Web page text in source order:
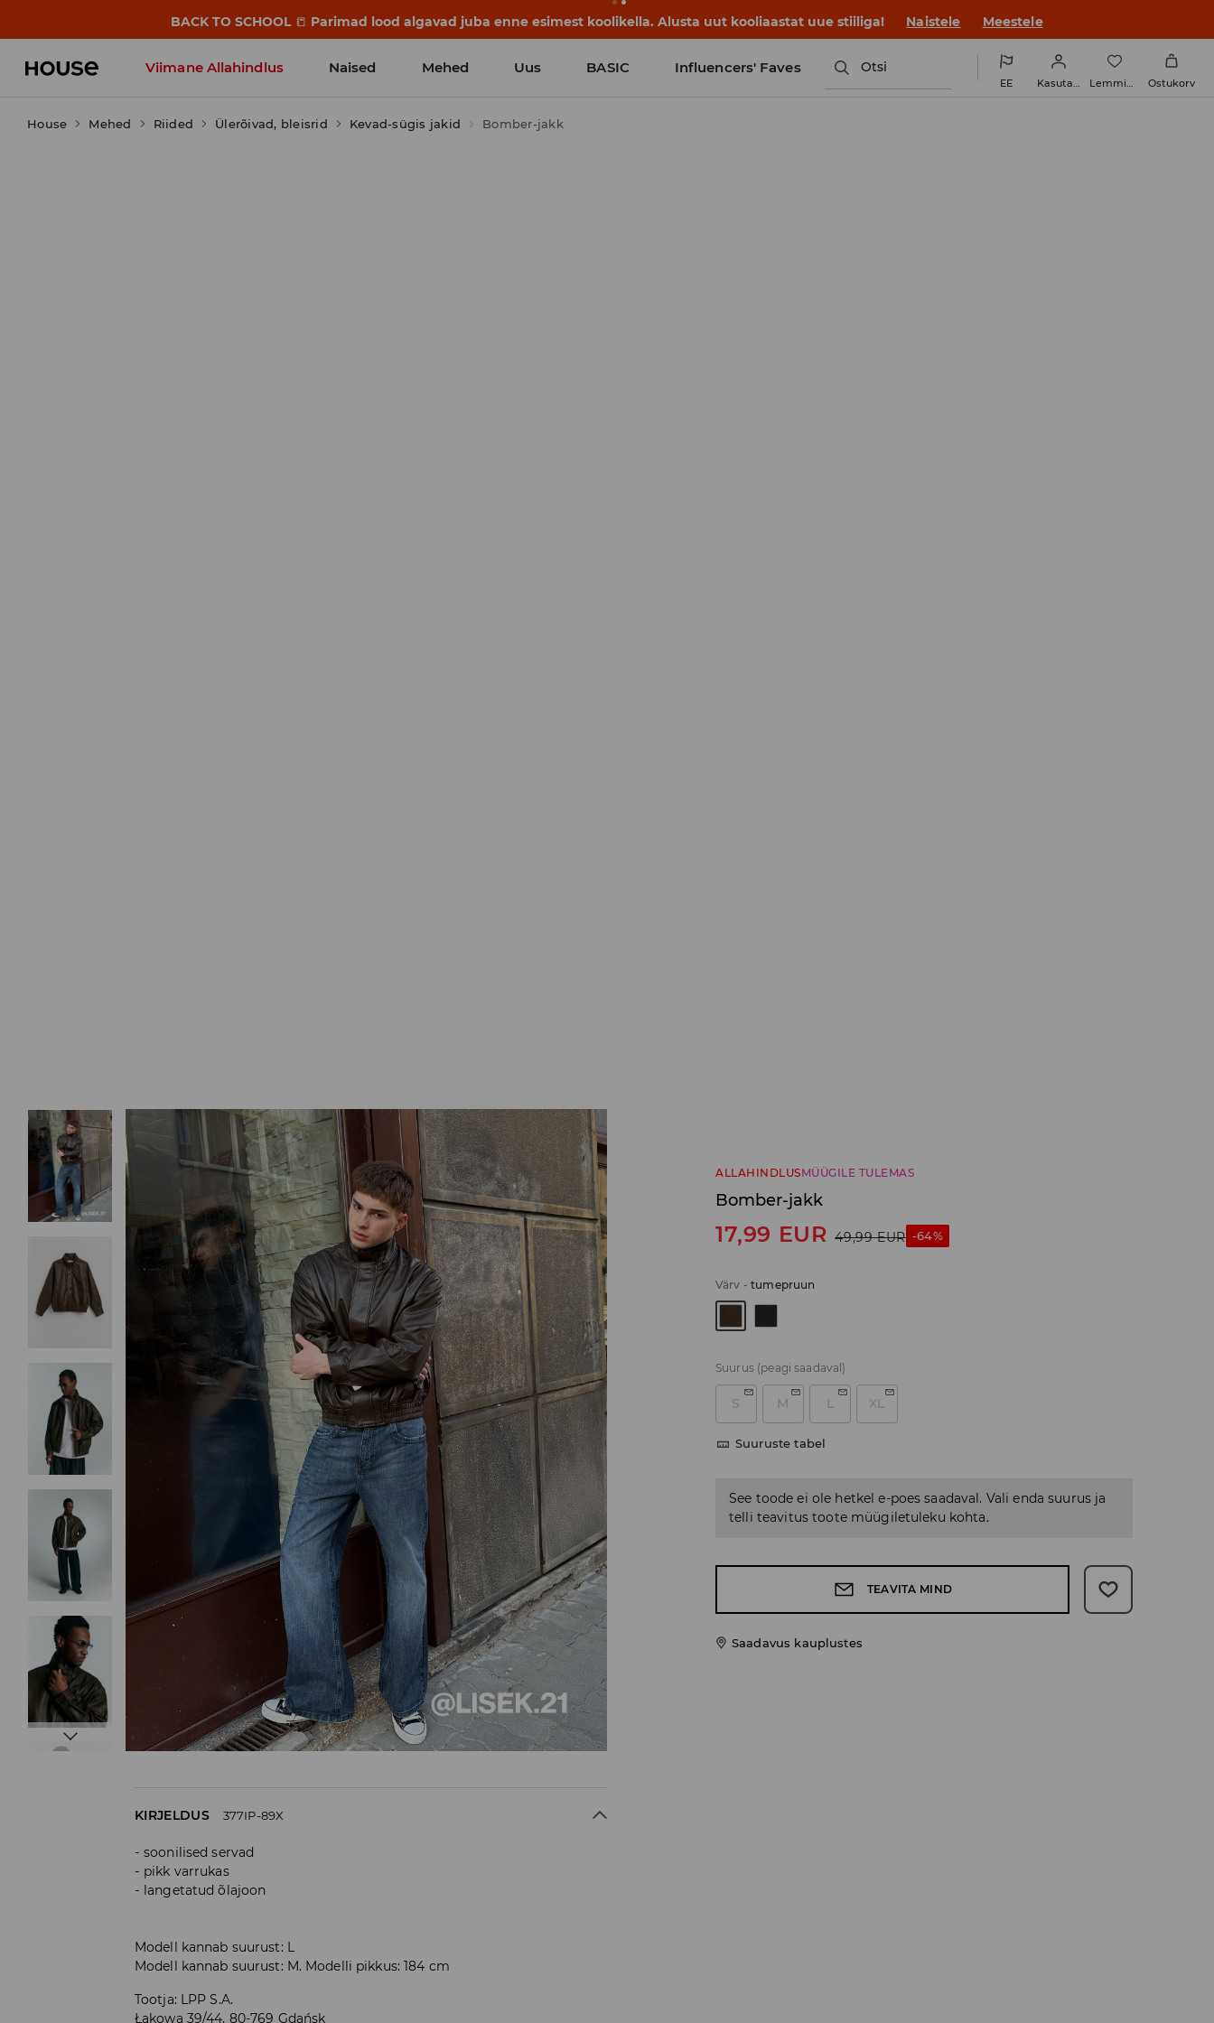
BACK TO SCHOOL 📒 Parimad lood algavad juba enne esimest koolikella. Alusta uut kooliaastat uue stiiliga! Naistele Meestele
Viimane Allahindlus Naised Mehed Uus BASIC Influencers' Faves Otsi
EE Kasutaja Lemmikud Ostukorv
House Mehed Riided Ülerõivad, bleisrid Kevad-sügis jakid Bomber-jakk
ALLAHINDLUSMÜÜGILE TULEMAS
Bomber-jakk
17,99 EUR 49,99 EUR -64%
Värv -tumepruun
Suurus (peagi saadaval)
S M L XL
Suuruste tabel
See toode ei ole hetkel e-poes saadaval. Vali enda suurus ja
telli teavitus toote müügiletuleku kohta.
TEAVITA MIND
Saadavus kauplustes
KIRJELDUS 377IP-89X
soonilised servad
pikk varrukas
langetatud õlajoon
Modell kannab suurust: L
Modell kannab suurust: M. Modelli pikkus: 184 cm
Tootja: LPP S.A.
Łąkowa 39/44, 80-769 Gdańsk